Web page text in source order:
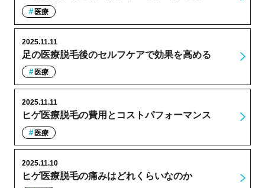
医療
足の医療脱毛後のセルフケアで効果を高める
2025.11.11
医療
ヒゲ医療脱毛の費用とコストパフォーマンス
2025.11.11
医療
ヒゲ医療脱毛の痛みはどれくらいなのか
2025.11.10